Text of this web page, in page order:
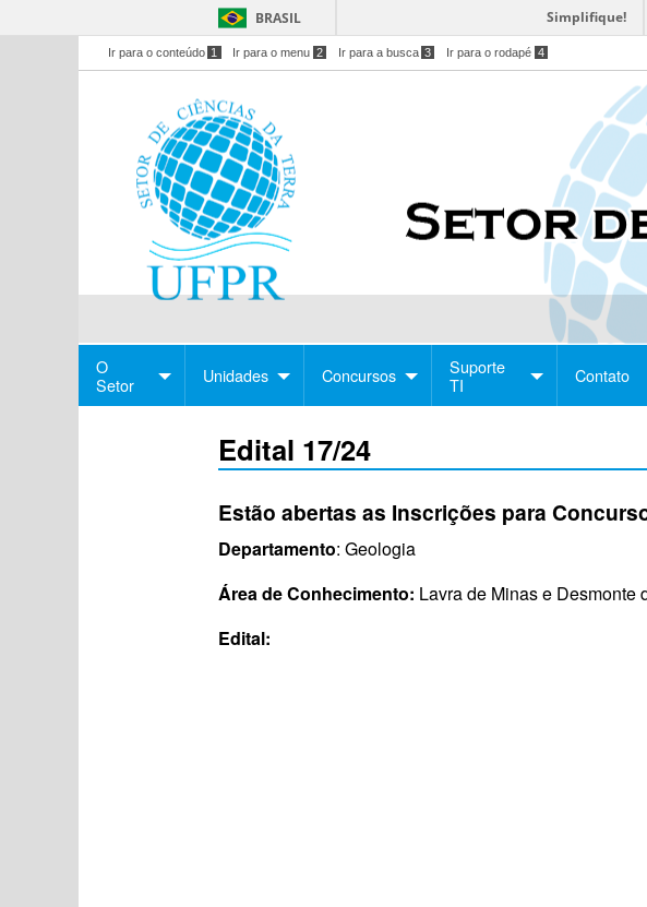
BRASIL Simplifique!
Ir para o conteúdo 1 Ir para o menu 2 Ir para a busca 3 Ir para o rodapé 4
O
Setor
Unidades Concursos
Suporte
TI
Contato
Edital 17/24
Estão abertas as Inscrições para
Departamento: Geologia
Área de Conhecimento: Lavra de Minas e Desmonte
Edital: